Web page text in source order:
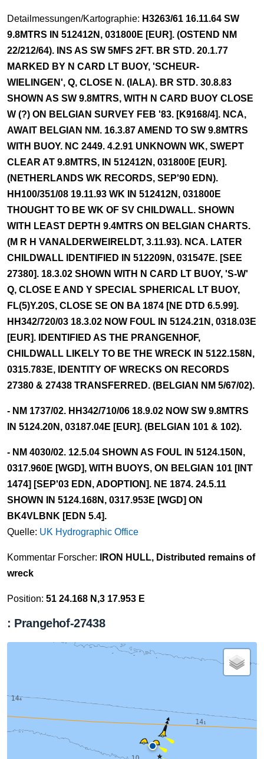
Detailmessungen/Kartographie: H3263/61 16.11.64 SW
9.8MTRS IN 512412N, 031800E [EUR]. (OSTEND NM
22/212/64). INS AS SW 5MFS 2FT. BR STD. 20.1.77
MARKED BY N CARD LT BUOY, 'SCHEUR-
WIELINGEN', Q, CLOSE N. (IALA). BR STD. 30.8.83
SHOWN AS SW 9.8MTRS, WITH N CARD BUOY CLOSE
W (?) ON BELGIAN SURVEY FEB '83. [K9168/4]. NCA,
AWAIT BELGIAN NM. 16.3.87 AMEND TO SW 9.8MTRS
WITH BUOY. NC 2449. 4.2.91 UNKNOWN WK, SWEPT
CLEAR AT 9.8MTRS, IN 512412N, 031800E [EUR].
(NETHERLANDS WK RECORDS, SEP'90 EDN).
HH100/351/08 19.11.93 WK IN 512412N, 031800E
THOUGHT TO BE WK OF SV CHILDWALL. SHOWN
WITH LEAST DEPTH 9.4MTRS ON BELGIAN CHARTS.
(M R H VANALDERWEIRELDT, 3.11.93). NCA. LATER
CHILDWALL IDENTIFIED IN 512209N, 031547E. [SEE
27380]. 18.3.02 SHOWN WITH N CARD LT BUOY, 'S-W'
Q, CLOSE E AND Y SPECIAL SPHERICAL LT BUOY,
FL(5)Y.20S, CLOSE SE ON BA 1874 [NE DTD 6.5.99].
HH342/720/03 18.3.02 NOW FOUL IN 5124.21N, 0318.03E
[EUR]. IDENTIFIED AS THE PRANGENHOF,
CHILDWALL LIKELY TO BE THE WRECK IN 5122.158N,
0315.783E, IDENTITY OF WRECKS ON RECORDS
27380 & 27438 TRANSFERRED. (BELGIAN NM 5/67/02).
- NM 1737/02. HH342/710/06 18.9.02 NOW SW 9.8MTRS
IN 5124.20N, 03187.04E [EUR]. (BELGIAN 101 & 102).
- NM 4030/02. 12.5.04 SHOWN AS FOUL IN 5124.150N,
0317.960E [WGD], WITH BUOYS, ON BELGIAN 101 [INT
1474] [SEP'03 EDN, ADOPTION]. NE 1874. 24.5.11
SHOWN IN 5124.168N, 0317.953E [WGD] ON
BK4VLBNK [EDN 5.4].
Quelle: UK Hydrographic Office
Kommentar Forscher:
IRON HULL, Distributed remains of
wreck
Position: 51 24.168 N,3 17.953 E
: Prangehof-27438